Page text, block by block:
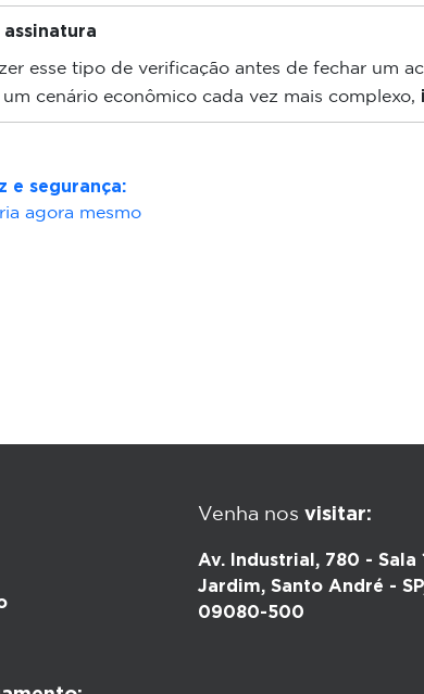
esse tipo de verificação antes de fechar um
cenário econômico cada vez mais complexo,
e segurança:
agora mesmo
Venha nosvisitar:
Av. Industrial, 780 - Sala
Jardim, Santo André -
09080-500